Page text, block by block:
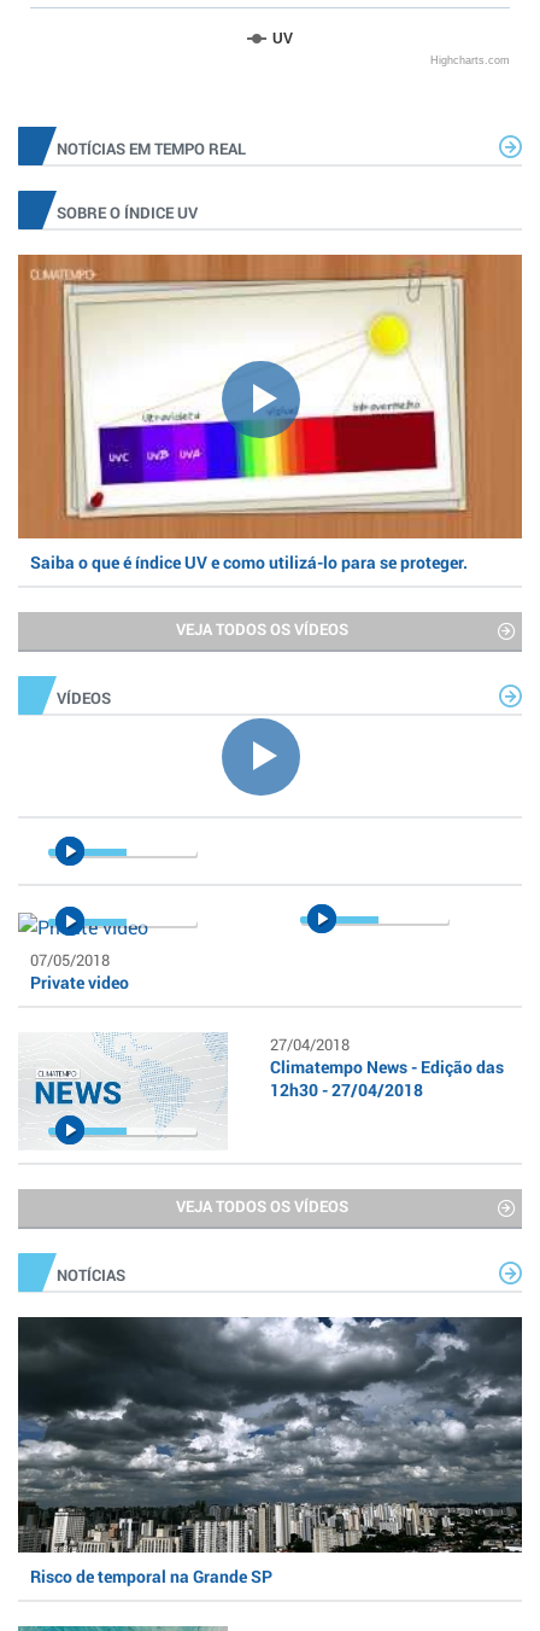
UV
Highcharts.com
NOTÍCIAS EM TEMPO REAL
SOBRE O ÍNDICE UV
Saiba o que é índice UV e como utilizá-lo para se proteger.
VEJA TODOS OS VÍDEOS
VÍDEOS
07/05/2018
Private video
27/04/2018
Climatempo News - Edição das
12h30 - 27/04/2018
VEJA TODOS OS VÍDEOS
NOTÍCIAS
Risco de temporal na Grande SP